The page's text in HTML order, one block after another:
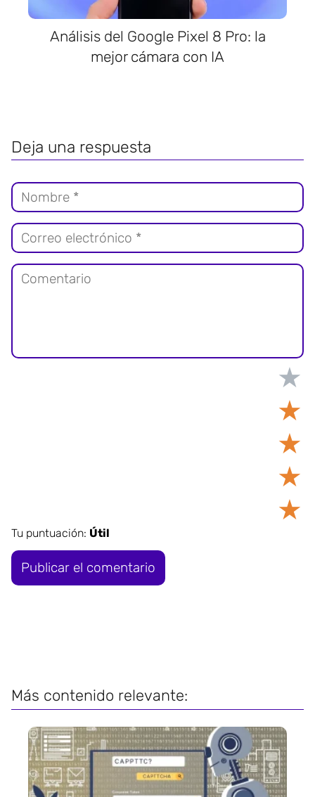
Análisis del Google Pixel 8 Pro: la
mejor cámara con IA
Deja una respuesta
★
★
★
★
★
Tu puntuación: Útil
Más contenido relevante: